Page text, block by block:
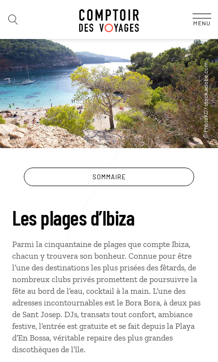
MENU
SOMMAIRE
Les plages d’Ibiza
Parmi la cinquantaine de plages que compte Ibiza,
chacun y trouvera son bonheur. Connue pour être
l’une des destinations les plus prisées des fêtards, de
nombreux clubs privés promettent de poursuivre la
fête au bord de l’eau, cocktail à la main. L’une des
adresses incontournables est le Bora Bora, à deux pas
de Sant Josep. DJs, transats tout confort, ambiance
festive, l’entrée est gratuite et se fait depuis la Playa
d’En Bossa, véritable repaire des plus grandes
discothèques de l’île.